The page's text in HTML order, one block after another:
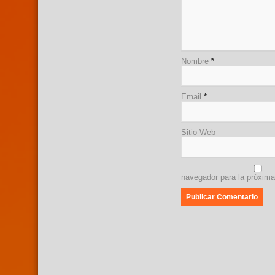
Nombre *
Email *
Sitio Web
navegador para la